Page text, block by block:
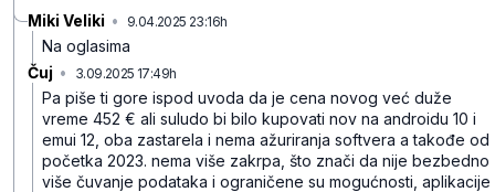
Miki Veliki • 9.04.2025 23:16h
Na oglasima
Čuj • 3.09.2025 17:49h
Pa piše ti gore ispod uvoda da je cena novog već duže
vreme 452 € ali suludo bi bilo kupovati nov na androidu 10 i
emui 12, oba zastarela i nema ažuriranja softvera a takođe od
početka 2023. nema više zakrpa, što znači da nije bezbedno
više čuvanje podataka i ograničene su mogućnosti, aplikacije